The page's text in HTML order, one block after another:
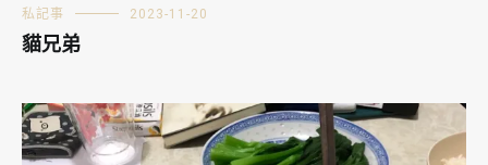
私記事 2023-11-20
貓兄弟